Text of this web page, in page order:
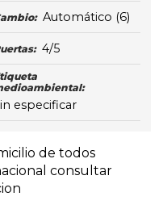
Automático (6)
4/5
especificar
de todos
consultar